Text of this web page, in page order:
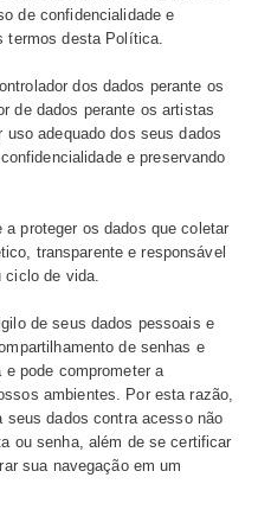
determinação legal,
de inteligência de
e realização de
por você serão
de forma que não
pessoais com terceiros,
ao cumprimento das
e com a finalidade legítima
de cláusulas contratuais